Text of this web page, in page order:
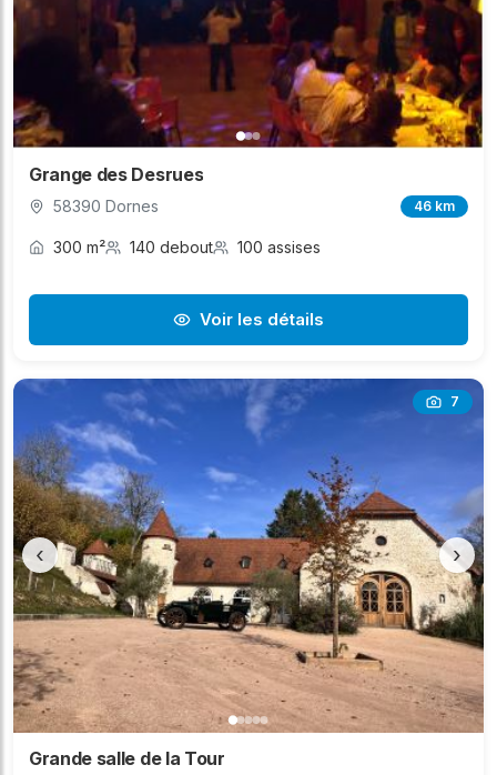
Grange des Desrues
58390 Dornes 46 km
300 m² 140 debout 100 assises
Voir les détails
7
‹ ›
Grande salle de la Tour